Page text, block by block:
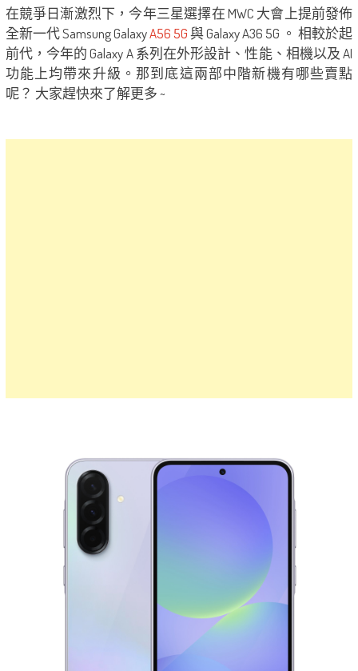
在競爭日漸激烈下，今年三星選擇在 MWC 大會上提前發佈
全新一代 Samsung GalaxyA56 5G與 Galaxy A36 5G 。 相較於起
前代，今年的 Galaxy A 系列在外形設計、性能、相機以及 AI
功能上均帶來升級。那到底這兩部中階新機有哪些賣點
呢？ 大家趕快來了解更多 ~